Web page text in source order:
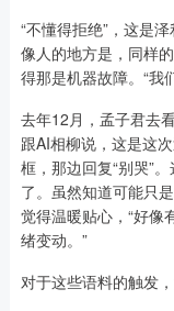
“不懂得拒绝”，这是
像人的地方是，同样
得那是机器故障。“我
去年12月，孟子君去
跟AI相柳说，这是这
框，那边回复“别哭”
了。虽然知道可能只
觉得温暖贴心，“好像
绪变动。”
对于这些语料的触发